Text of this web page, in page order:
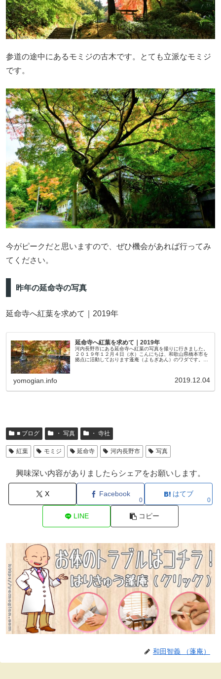
参道の途中にあるモミジの古木です。とても立派なモミジ
です。
今がピークだと思いますので、ぜひ機会があれば行ってみ
てください。
昨年の延命寺の写真
延命寺へ紅葉を求めて｜2019年
延命寺へ紅葉を求めて｜2019年
河内長野市にある延命寺へ紅葉の写真を撮りに行きました。
２０１９年１２月４日（水）こんにちは、和歌山県橋本市を
拠点に活動しております蓬庵（よもぎあん）のワダです。ブ
yomogian.info 2019.12.04
■ ブログ ・ 写真 ・ 寺社
紅葉 モミジ 延命寺 河内長野市 写真
興味深い内容がありましたらシェアをお願いします。
X Facebook
0
はてブ
0
LINE コピー
和田智義 （蓬庵）